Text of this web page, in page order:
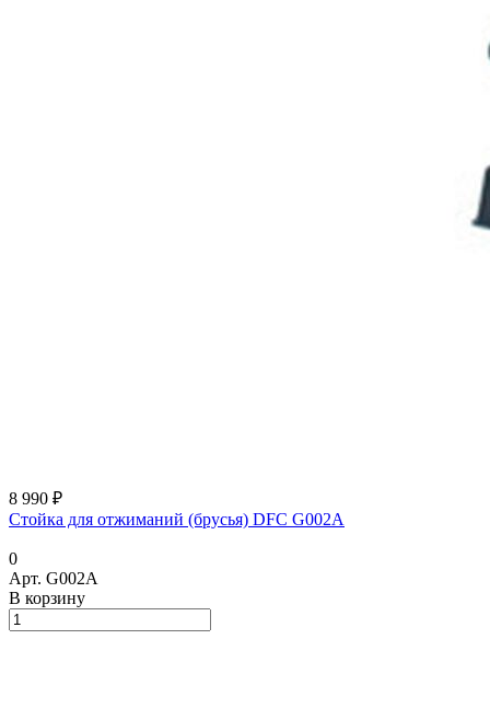
8 990 ₽
Стойка для отжиманий (брусья) DFC G002A
0
Арт. G002A
В корзину